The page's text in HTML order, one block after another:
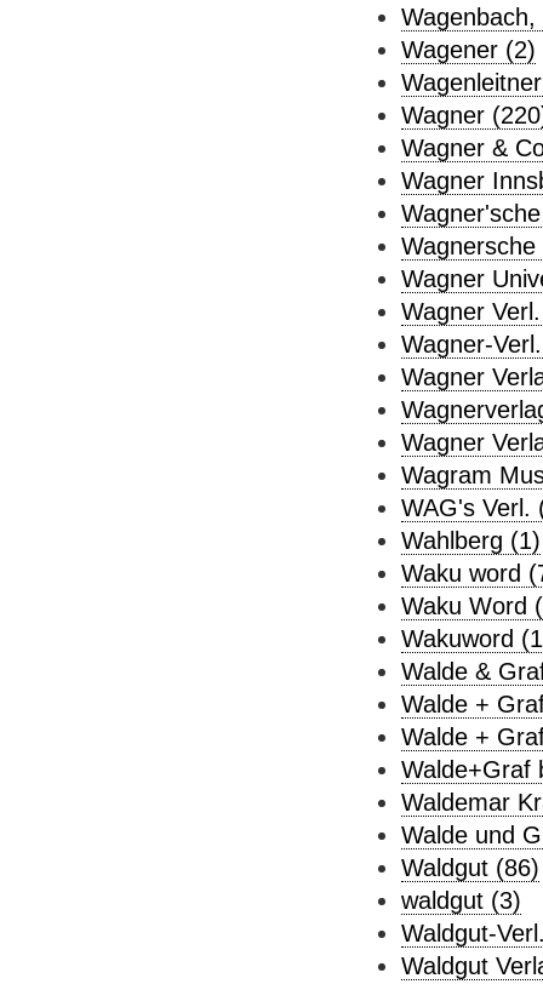
Wagenbach,
Wagener (2)
Wagner
Wagner &
Wagner
Wagner
Wagner
Wagner-
Wagner
Wagner
Wagram
WAG's Verl.
Wahlberg (1)
Waku word
Waku Word
Wakuword
Walde &
Walde +
Walde +
Walde+Graf
Waldemar
Walde und
Waldgut (86)
waldgut (3)
Waldgut-
Waldgut